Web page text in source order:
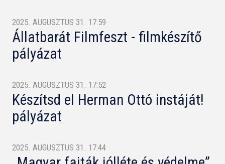
2025. AUGUSZTUS 31. 17:59
Állatbarát Filmfeszt - filmkészítő
pályázat
2025. AUGUSZTUS 31. 17:52
Készítsd el Herman Ottó instáját!
pályázat
2025. AUGUSZTUS 31. 17:44